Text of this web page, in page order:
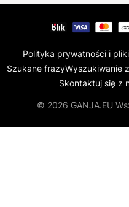
Polityka prywatności i
Szukane frazyWyszukiwanie
Skontaktuj się z
© 2026 GANJA.EU